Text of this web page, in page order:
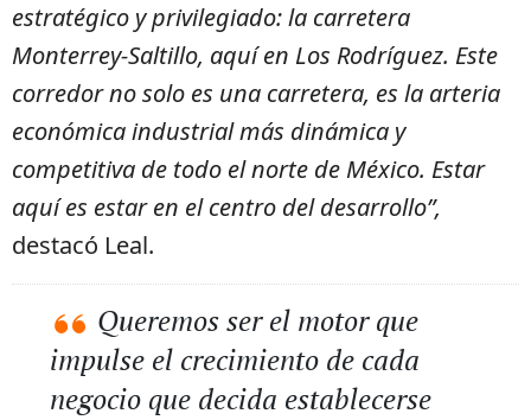
estratégico y privilegiado: la carretera
Monterrey-Saltillo, aquí en Los Rodríguez. Este
corredor no solo es una carretera, es la arteria
económica industrial más dinámica y
competitiva de todo el norte de México. Estar
aquí es estar en el centro del desarrollo”,
destacó Leal.
Queremos ser el motor que
impulse el crecimiento de cada
negocio que decida establecerse